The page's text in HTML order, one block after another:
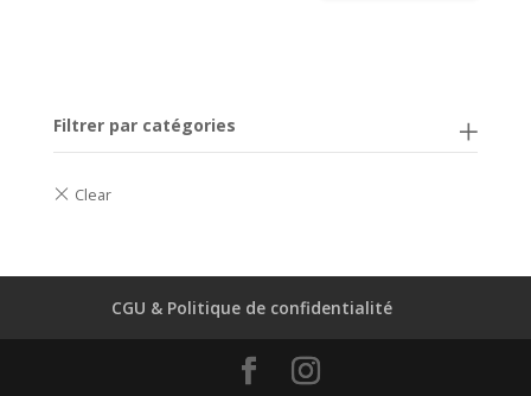
Filtrer par catégories
CGU & Politique de confidentialité